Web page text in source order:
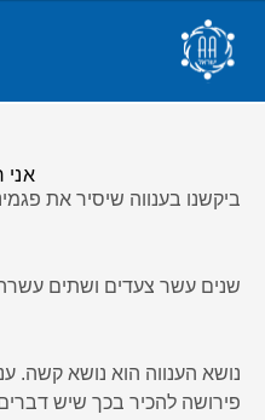
אני
ביקשנו בענווה שיסיר את
שנים עשר צעדים ושתים עשרה
נושא הענווה הוא נושא קשה.
פירושה להכיר בכך שיש